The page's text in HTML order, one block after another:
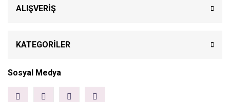
ALIŞVERİŞ
KATEGORİLER
Sosyal Medya